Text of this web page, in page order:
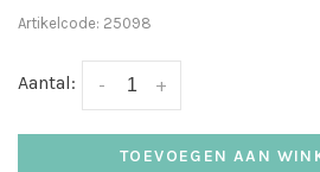
Artikelcode: 25098
Aantal: +
-
TOEVOEGEN AAN